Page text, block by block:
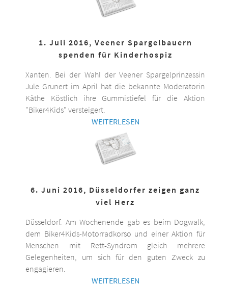
1. Juli 2016, Veener Spargelbauern
spenden für Kinderhospiz
Xanten. Bei der Wahl der Veener Spargelprinzessin
Jule Grunert im April hat die bekannte Moderatorin
Käthe Köstlich ihre Gummistiefel für die Aktion
"Biker4Kids" versteigert.
WEITERLESEN
6. Juni 2016, Düsseldorfer zeigen ganz
viel Herz
Düsseldorf. Am Wochenende gab es beim Dogwalk,
dem Biker4Kids-Motorradkorso und einer Aktion für
Menschen mit Rett-Syndrom gleich mehrere
Gelegenheiten, um sich für den guten Zweck zu
engagieren.
WEITERLESEN